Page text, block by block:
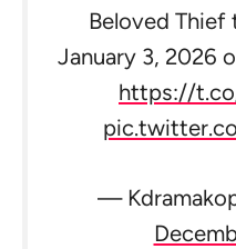
Beloved Thief
January 3, 2026
https://
—